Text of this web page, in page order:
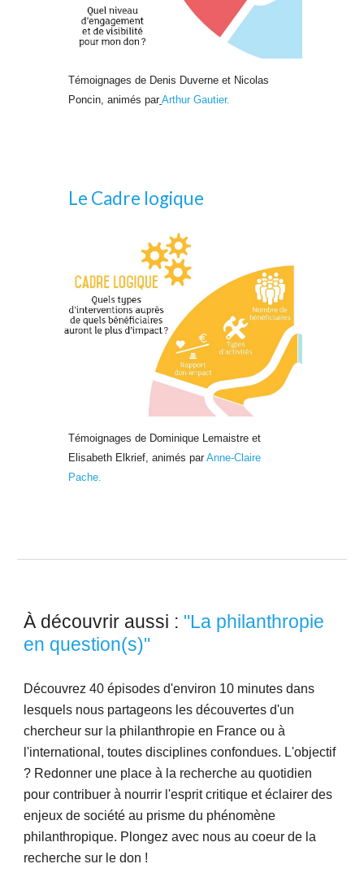
Témoignages de Denis Duverne et Nicolas
Poncin, animés par Arthur Gautier.
Le Cadre logique
Témoignages de Dominique Lemaistre et
Elisabeth Elkrief, animés parAnne-Claire
Pache.
À découvrir aussi : "La philanthropie
en question(s)"
Découvrez 40 épisodesd'environ 10 minutes dans
lesquels nous partageons les découvertes d'un
chercheur sur la philanthropie en France ou à
l'international, toutes disciplines confondues. L'objectif
? Redonner une place à la recherche au quotidien
pour contribuer à nourrir l'esprit critique et éclairer des
enjeux de société au prisme du phénomène
philanthropique. Plongez avec nous au coeur de la
recherche sur le don !